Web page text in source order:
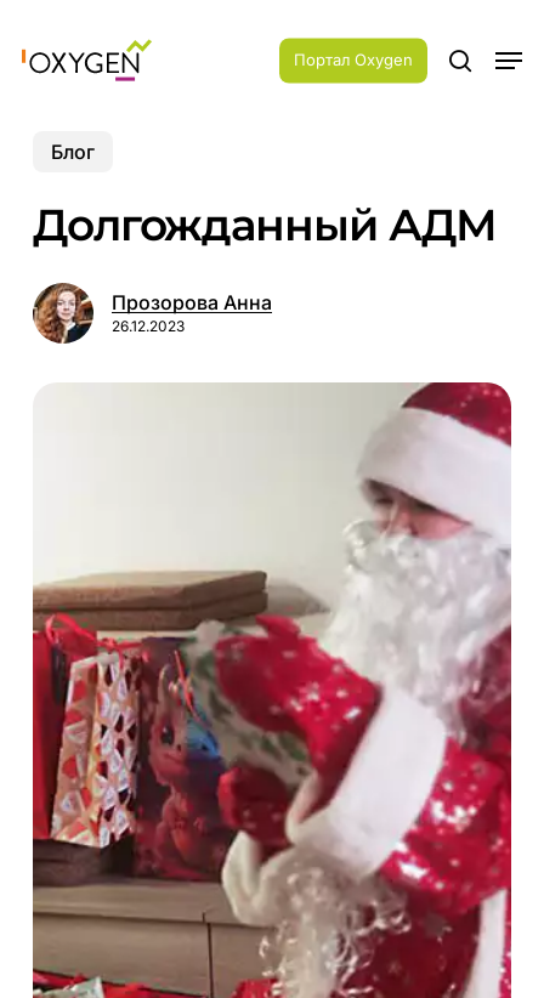
main
Портал Oxygen search
Блог
Долгожданный АДМ
Прозорова Анна
26.12.2023